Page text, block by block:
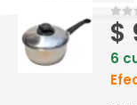
0
$
6